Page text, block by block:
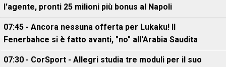
l'agente, pronti 25 milioni più bonus al Napoli
07:45 - Ancora nessuna offerta per Lukaku! Il
Fenerbahce si è fatto avanti, "no" all'Arabia Saudita
07:30 - CorSport - Allegri studia tre moduli per il suo